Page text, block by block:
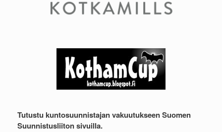
Tutustu kuntosuunnistajan vakuutukseen Suomen
Suunnistusliiton sivuilla.